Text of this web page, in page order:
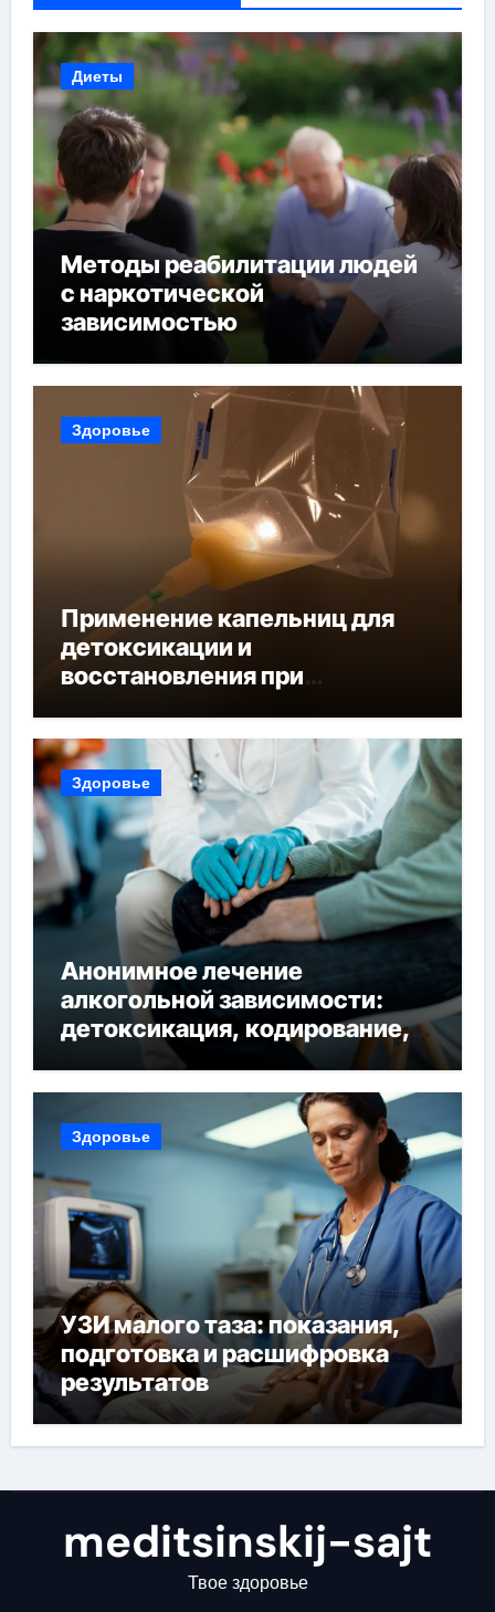
Диеты
Методы реабилитации людей
с наркотической
зависимостью
Здоровье
Применение капельниц для
детоксикации и
восстановления при
Здоровье
Анонимное лечение
алкогольной зависимости:
детоксикация, кодирование,
реабилитация, полный курс и
конфиденциальность
Здоровье
УЗИ малого таза: показания,
подготовка и расшифровка
результатов
meditsinskij-sajt
Твое здоровье